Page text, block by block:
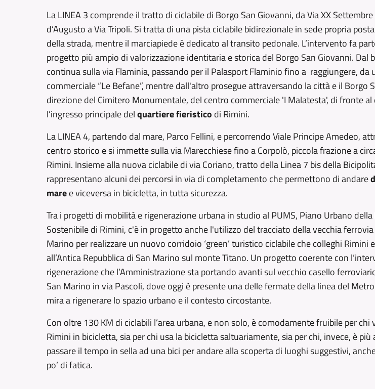
La LINEA 3 comprende il tratto di ciclabile di Borgo San Giovanni, da Via XX Settembre
d’Augusto a Via Tripoli. Si tratta di una pista ciclabile bidirezionale in sede propria
della strada, mentre il marciapiede è dedicato al transito pedonale. L’intervento fa
progetto più ampio di valorizzazione identitaria e storica del Borgo San Giovanni. Dal
continua sulla via Flaminia, passando per il Palasport Flaminio fino a raggiungere, da
commerciale “Le Befane”, mentre dall'altro prosegue attraversando la città e il Borgo
direzione del Cimitero Monumentale, del centro commerciale 'I Malatesta', di fronte
l’ingresso principale delquartiere fieristico di Rimini.
La LINEA 4, partendo dal mare, Parco Fellini, e percorrendo Viale Principe Amedeo,
centro storico e si immette sulla via Marecchiese fino a Corpolò, piccola frazione a
Rimini. Insieme alla nuova ciclabile di via Coriano, tratto della Linea 7 bis della
rappresentano alcuni dei percorsi in via di completamento che permettono di andare
maree viceversa in bicicletta, in tutta sicurezza.
Tra i progetti di mobilità e rigenerazione urbana in studio al PUMS, Piano Urbano
Sostenibile di Rimini, c'è in progetto anche l'utilizzo del tracciato della vecchia
Marino per realizzare un nuovo corridoio ‘green’ turistico ciclabile che colleghi Rimini
all’Antica Repubblica di San Marino sul monte Titano. Un progetto coerente con
rigenerazione che l’Amministrazione sta portando avanti sul vecchio casello
San Marino in via Pascoli, dove oggi è presente una delle fermate della linea del
mira a rigenerare lo spazio urbano e il contesto circostante.
Con oltre 130 KM di ciclabili l’area urbana, e non solo, è comodamente fruibile per chi
Rimini in bicicletta, sia per chi usa la bicicletta saltuariamente, sia per chi, invece, è
passare il tempo in sella ad una bici per andare alla scoperta di luoghi suggestivi,
po’ di fatica.